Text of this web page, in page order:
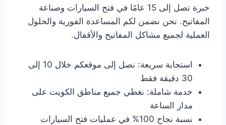
خبرة تصل إلى 15 عامًا في فتح السيارات وصناعة
المفاتيح. نحن نضمن لكم المساعدة الفورية والحلول
العملية لجميع مشاكل المفاتيح والأقفال.
استجابة سريعة: نصل إلى موقعكم خلال 10 إلى
30 دقيقة فقط
خدمة شاملة: نغطي جميع مناطق الكويت على
مدار الساعة
نسبة نجاح 100% في عمليات فتح السيارات